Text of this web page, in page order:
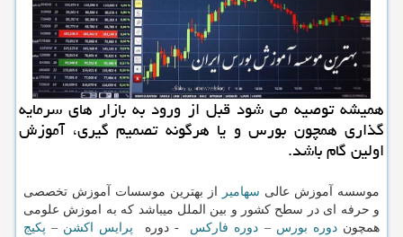
همیشه توصیه می شود قبل از ورود به بازار های سرمایه
گذاری همچون بورس و یا هرگونه تصمیم گیری، آموزش
اولین گام باشد.
موسسه آموزش عالی سهامیر
از بهترین موسسات آموزش تخصصی
و حرفه ای در سطح کشور و بین الملل میباشد که به اموزش علومی
همچوندوره بورس – دوره فارکس - دوره پرایس اکشن – پکیج